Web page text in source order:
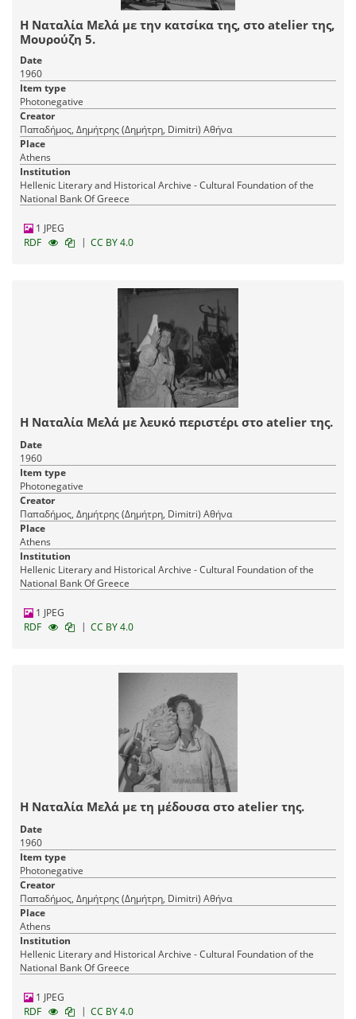
Η Ναταλία Μελά με την κατσίκα της, στο atelier της,
Μουρούζη 5.
Date
1960
Item type
Photonegative
Creator
Παπαδήμος, Δημήτρης (Δημήτρη, Dimitri) Αθήνα
Place
Athens
Institution
Hellenic Literary and Historical Archive - Cultural Foundation of the
National Bank Of Greece
1 JPEG
RDF
| CC BY 4.0
Η Ναταλία Μελά με λευκό περιστέρι στο atelier της.
Date
1960
Item type
Photonegative
Creator
Παπαδήμος, Δημήτρης (Δημήτρη, Dimitri) Αθήνα
Place
Athens
Institution
Hellenic Literary and Historical Archive - Cultural Foundation of the
National Bank Of Greece
1 JPEG
RDF
| CC BY 4.0
Η Ναταλία Μελά με τη μέδουσα στο atelier της.
Date
1960
Item type
Photonegative
Creator
Παπαδήμος, Δημήτρης (Δημήτρη, Dimitri) Αθήνα
Place
Athens
Institution
Hellenic Literary and Historical Archive - Cultural Foundation of the
National Bank Of Greece
1 JPEG
RDF
| CC BY 4.0